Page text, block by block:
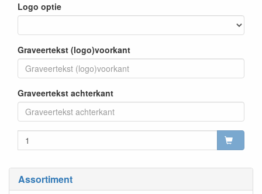
Assortiment
Logo optie
Graveertekst (logo)voorkant
Graveertekst achterkant